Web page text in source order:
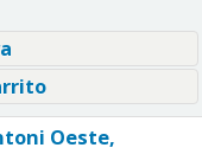
Oeste,